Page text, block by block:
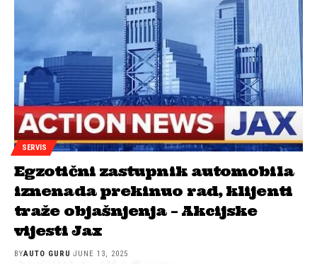
SERVIS
Egzotični zastupnik automobila
iznenada prekinuo rad, klijenti
traže objašnjenja – Akcijske
vijesti Jax
BYAUTO GURU JUNE 13, 2025